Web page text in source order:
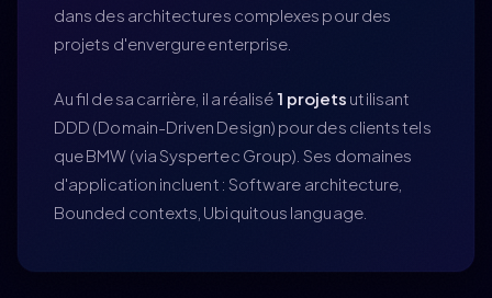
dans des architectures complexes pour des
projets d'envergure enterprise.
Au fil de sa carrière, il a réalisé1 projets utilisant
DDD (Domain-Driven Design) pour des clients tels
que BMW (via Syspertec Group). Ses domaines
d'application incluent : Software architecture,
Bounded contexts, Ubiquitous language.